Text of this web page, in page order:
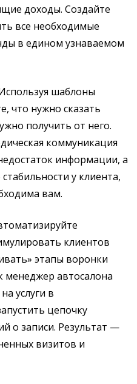
доходы. Создайте
все необходимые
в едином узнаваемом
шаблоны
что нужно сказать
получить от него.
коммуникация
информации, а
у клиента,
вам.
клиентов
этапы воронки
менеджер автосалона
услуги в
цепочку
о записи. Результат —
визитов и